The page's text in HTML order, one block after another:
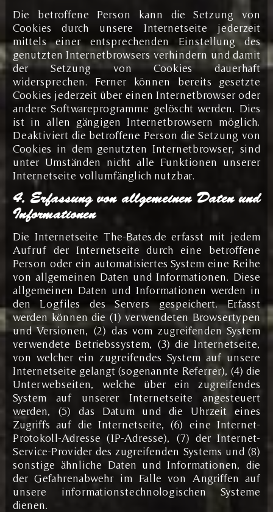
Die betroffene Person kann die Setzung von
Cookies durch unsere Internetseite jederzeit
mittels einer entsprechenden Einstellung des
genutzten Internetbrowsers verhindern und damit
der Setzung von Cookies dauerhaft
widersprechen. Ferner können bereits gesetzte
Cookies jederzeit über einen Internetbrowser oder
andere Softwareprogramme gelöscht werden. Dies
ist in allen gängigen Internetbrowsern möglich.
Deaktiviert die betroffene Person die Setzung von
Cookies in dem genutzten Internetbrowser, sind
unter Umständen nicht alle Funktionen unserer
Internetseite vollumfänglich nutzbar.
4. Erfassung von allgemeinen Daten und
Informationen
Die Internetseite The-Bates.de erfasst mit jedem
Aufruf der Internetseite durch eine betroffene
Person oder ein automatisiertes System eine Reihe
von allgemeinen Daten und Informationen. Diese
allgemeinen Daten und Informationen werden in
den Logfiles des Servers gespeichert. Erfasst
werden können die (1) verwendeten Browsertypen
und Versionen, (2) das vom zugreifenden System
verwendete Betriebssystem, (3) die Internetseite,
von welcher ein zugreifendes System auf unsere
Internetseite gelangt (sogenannte Referrer), (4) die
Unterwebseiten, welche über ein zugreifendes
System auf unserer Internetseite angesteuert
werden, (5) das Datum und die Uhrzeit eines
Zugriffs auf die Internetseite, (6) eine Internet-
Protokoll-Adresse (IP-Adresse), (7) der Internet-
Service-Provider des zugreifenden Systems und (8)
sonstige ähnliche Daten und Informationen, die
der Gefahrenabwehr im Falle von Angriffen auf
unsere informationstechnologischen Systeme
dienen.